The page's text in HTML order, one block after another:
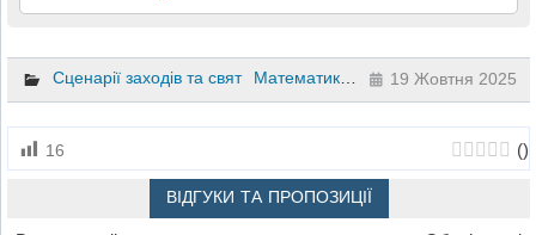
Сценарії заходів та свят Математика 5 клас19 Жовтня 2025
16 ()
ВІДГУКИ ТА ПРОПОЗИЦІЇ